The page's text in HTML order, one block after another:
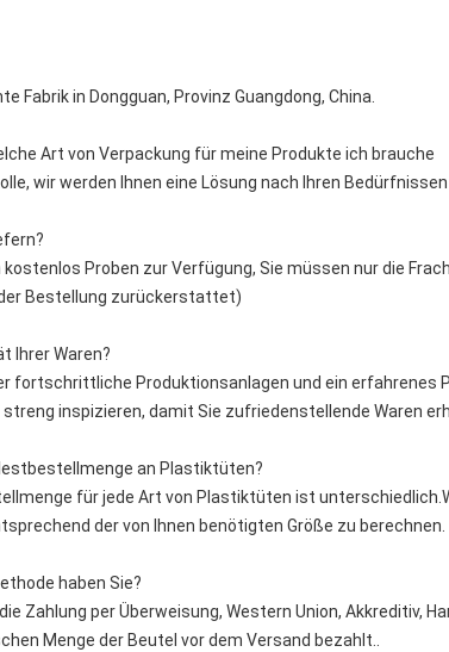
Fabrik in Dongguan, Provinz Guangdong, China.
Art von Verpackung für meine Produkte ich brauche
wir werden Ihnen eine Lösung nach Ihren
Proben zur Verfügung, Sie müssen nur die
Bestellung zurückerstattet)
Ihrer Waren?
fortschrittliche Produktionsanlagen und ein erfahrenes
inspizieren, damit Sie zufriedenstellende Waren
an Plastiktüten?
für jede Art von Plastiktüten ist
der von Ihnen benötigten Größe zu berechnen.
haben Sie?
Zahlung per Überweisung, Western Union, Akkreditiv,
Menge der Beutel vor dem Versand bezahlt..